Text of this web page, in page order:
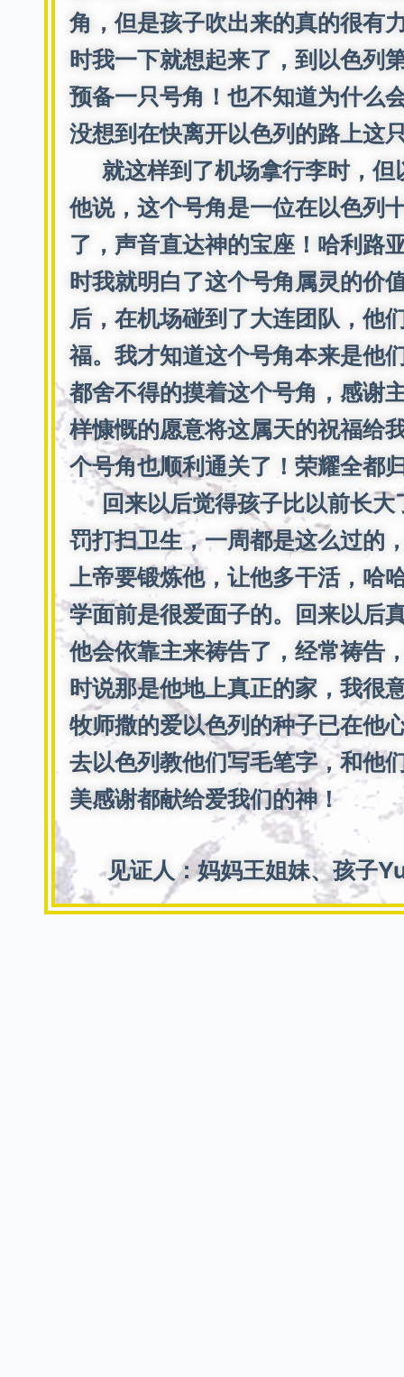
角，但是孩子吹出来的真的很有
时我一下就想起来了，到以色列
预备一只号角！也不知道为什么
没想到在快离开以色列的路上这
就这样到了机场拿行李时，但
他说，这个号角是一位在以色列
了，声音直达神的宝座！哈利路
时我就明白了这个号角属灵的价
后，在机场碰到了大连团队，他
福。我才知道这个号角本来是他
都舍不得的摸着这个号角，感谢
样慷慨的愿意将这属天的祝福给
个号角也顺利通关了！荣耀全都
回来以后觉得孩子比以前长大
罚打扫卫生，一周都是这么过的
上帝要锻炼他，让他多干活，哈
学面前是很爱面子的。回来以后
他会依靠主来祷告了，经常祷告
时说那是他地上真正的家，我很
牧师撒的爱以色列的种子已在他
去以色列教他们写毛笔字，和他
美感谢都献给爱我们的神！
见证人：妈妈王姐妹、孩子